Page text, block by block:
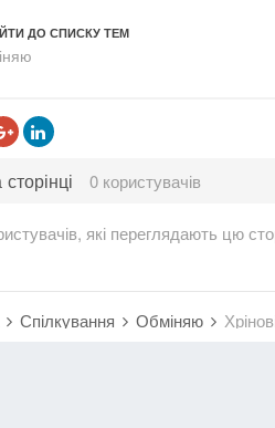
ДО СПИСКУ ТЕМ
0 користувачів
які переглядають цю
Спілкування Обміняю